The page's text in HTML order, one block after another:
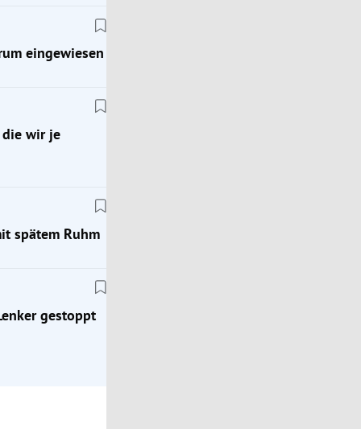
Bregenz
möglicherweise weitere Waffe
eingewiesen
die wir je
spätem Ruhm
gestoppt